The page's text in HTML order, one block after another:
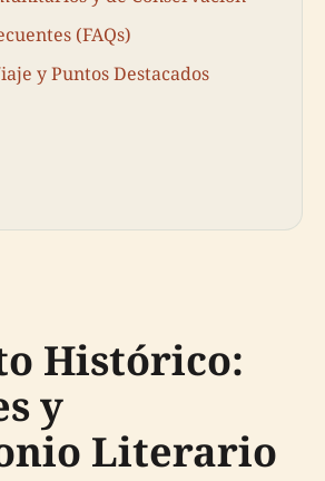
(FAQs)
y Puntos Destacados
Histórico:
y
Literario